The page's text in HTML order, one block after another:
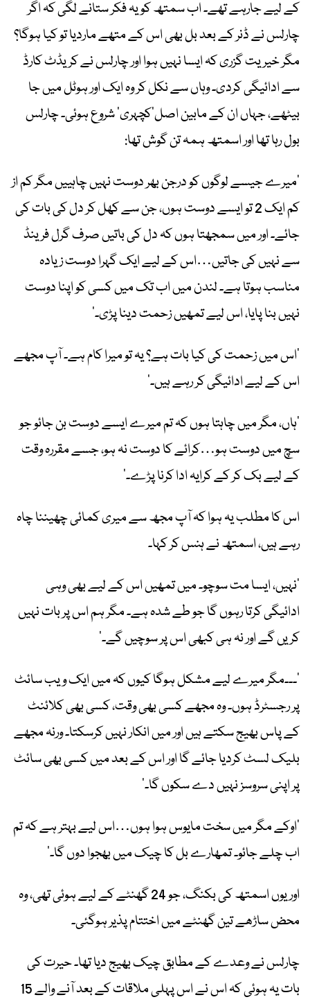
کے لیے جارہے تھے۔ اب سمتھ کو یہ فکر ستانے لگی کہ اگر
چارلس نے ڈنر کے بعد بل بھی اس کے متھے ماردیا تو کیا ہوگا؟
مگر خیریت گزری کہ ایسا نہیں ہوا اور چارلس نے کریڈٹ کارڈ
سے ادائیگی کردی۔ وہاں سے نکل کر وہ ایک اور ہوٹل میں جا
بیٹھے، جہاں ان کے مابین اصل’کچہری‘ شروع ہوئی۔ چارلس
بول رہا تھا اور اسمتھ ہمہ تن گوش تھا:
’میرے جیسے لوگوں کو درجن بھر دوست نہیں چاہییں مگر کم از
کم ایک 2 تو ایسے دوست ہوں، جن سے کھل کر دل کی بات کی
جائے۔ اور میں سمجھتا ہوں کہ دل کی باتیں صرف گرل فرینڈ
سے نہیں کی جاتیں…اس کے لیے ایک گہرا دوست زیادہ
مناسب ہوتا ہے۔ لندن میں اب تک میں کسی کو اپنا دوست
نہیں بنا پایا، اس لیے تمھیں زحمت دینا پڑی۔‘
’اس میں زحمت کی کیا بات ہے؟ یہ تو میرا کام ہے۔ آپ مجھے
اس کے لیے ادائیگی کر رہے ہیں۔‘
’ہاں، مگر میں چاہتا ہوں کہ تم میرے ایسے دوست بن جائو جو
سچ میں دوست ہو…کرائے کا دوست نہ ہو، جسے مقررہ وقت
کے لیے بک کر کے کرایہ ادا کرنا پڑے۔‘
اس کا مطلب یہ ہوا کہ آپ مجھ سے میری کمائی چھیننا چاہ
رہے ہیں، اسمتھ نے ہنس کر کہا۔
’نہیں، ایسا مت سوچو۔ میں تمھیں اس کے لیے بھی وہی
ادائیگی کرتا رہوں گا جو طے شدہ ہے۔ مگر ہم اس پر بات نہیں
کریں گے اور نہ ہی کبھی اس پر سوچیں گے۔‘
’۔۔۔مگر میرے لیے مشکل ہوگا کیوں کہ میں ایک ویب سائٹ
پر رجسٹرڈ ہوں۔ وہ مجھے کسی بھی وقت، کسی بھی کلائنٹ
کے پاس بھیج سکتے ہیں اور میں انکار نہیں کرسکتا۔ ورنہ مجھے
بلیک لسٹ کردیا جائے گا اور اس کے بعد میں کسی بھی سائٹ
پر اپنی سروسز نہیں دے سکوں گا۔‘
’اوکے مگر میں سخت مایوس ہوا ہوں…اس لیے بہتر ہے کہ تم
اب چلے جائو۔ تمھارے بل کا چیک میں بھجوا دوں گا۔‘
اور یوں اسمتھ کی بکنگ، جو 24 گھنٹے کے لیے ہوئی تھی، وہ
محض ساڑھے تین گھنٹے میں اختتام پذیر ہوگئی۔
چارلس نے وعدے کے مطابق چیک بھیج دیا تھا۔ حیرت کی
بات یہ ہوئی کہ اس نے اس پہلی ملاقات کے بعد آنے والے 15